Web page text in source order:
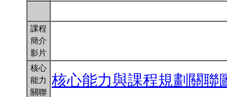
課程
簡介
影片
核心
能力
關聯
核心能力與課程規劃關聯